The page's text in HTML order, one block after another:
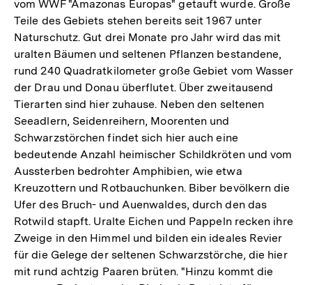
vom WWF "Amazonas Europas" getauft wurde. Große
Teile des Gebiets stehen bereits seit 1967 unter
Naturschutz. Gut drei Monate pro Jahr wird das mit
uralten Bäumen und seltenen Pflanzen bestandene,
rund 240 Quadratkilometer große Gebiet vom Wasser
der Drau und Donau überflutet. Über zweitausend
Tierarten sind hier zuhause. Neben den seltenen
Seeadlern, Seidenreihern, Moorenten und
Schwarzstörchen findet sich hier auch eine
bedeutende Anzahl heimischer Schildkröten und vom
Aussterben bedrohter Amphibien, wie etwa
Kreuzottern und Rotbauchunken. Biber bevölkern die
Ufer des Bruch- und Auenwaldes, durch den das
Rotwild stapft. Uralte Eichen und Pappeln recken ihre
Zweige in den Himmel und bilden ein ideales Revier
für die Gelege der seltenen Schwarzstörche, die hier
mit rund achtzig Paaren brüten. "Hinzu kommt die